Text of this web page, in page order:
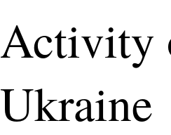
Activity
Ukraine